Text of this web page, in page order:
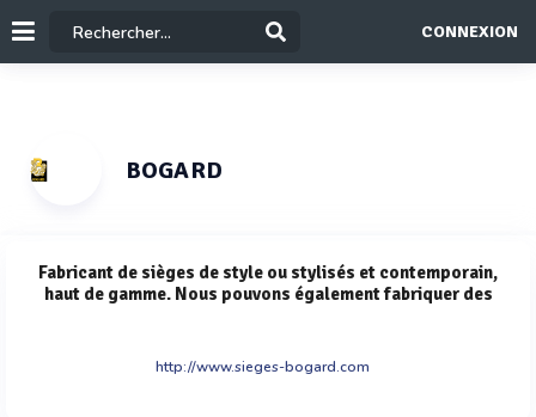
CONNEXION
BOGARD
Fabricant de sièges de style ou stylisés et contemporain,
haut de gamme. Nous pouvons également fabriquer des
http://www.sieges-bogard.com